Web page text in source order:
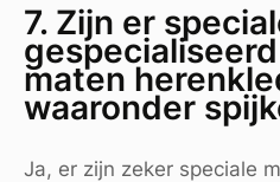
7. Zijn er
maten
waaronder
Ja, er zijn zeker speciale